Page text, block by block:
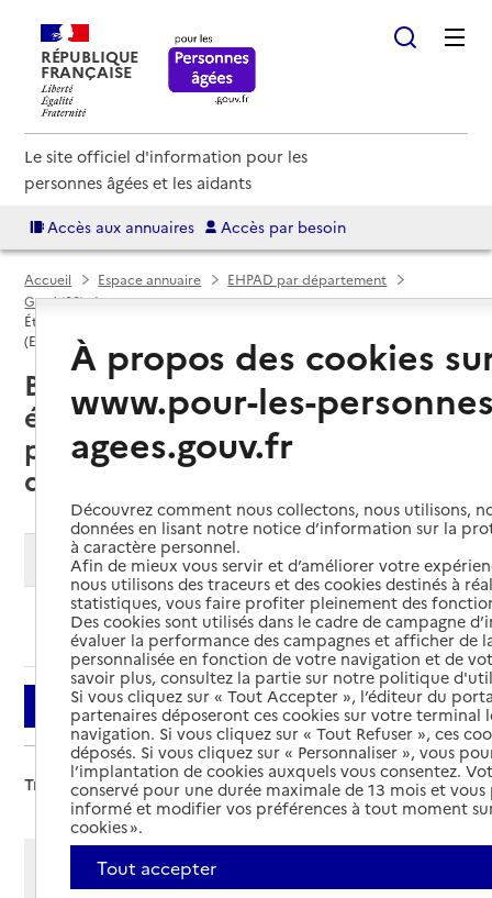
RÉPUBLIQUE
FRANÇAISE
Le site officiel d'information pour les
personnes âgées et les aidants
Accès aux annuaires Accès par besoin
Accueil Espace annuaire
EHPAD par département
Gard (30)
Établissement d'hébergement pour personnes âgées dépendantes
(EHPAD)
Bessèges (30160) : liste des 2
établissements d'hébergement
pour personnes âgées
dépendantes (EHPAD)
Modifier ma recherche
Ajouter cette recherche aux favoris
Filtrer
Trier par :
Afficher les résultats par:
Mode liste
Mode carte
À propos des cookies
www.pour-les-
agees.gouv.fr
Découvrez comment nous collectons, nous utilisons,
données en lisant notre notice d’information sur la
à caractère personnel.
Afin de mieux vous servir et d’améliorer votre
nous utilisons des traceurs et des cookies destinés à
statistiques, vous faire profiter pleinement des
Des cookies sont utilisés dans le cadre de campagne
évaluer la performance des campagnes et afficher de
personnalisée en fonction de votre navigation et de
savoir plus, consultez la partie sur notre politique
Si vous cliquez sur « Tout Accepter », l’éditeur du
partenaires déposeront ces cookies sur votre terminal
navigation. Si vous cliquez sur « Tout Refuser », ces
déposés. Si vous cliquez sur « Personnaliser », vous
l’implantation de cookies auxquels vous consentez.
conservé pour une durée maximale de 13 mois et
informé et modifier vos préférences à tout moment
cookies ».
Tout accepter